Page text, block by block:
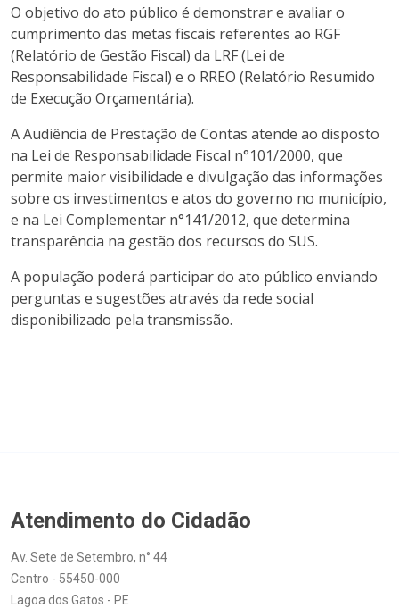
O objetivo do ato público é demonstrar e avaliar o
cumprimento das metas fiscais referentes ao RGF
(Relatório de Gestão Fiscal) da LRF (Lei de
Responsabilidade Fiscal) e o RREO (Relatório Resumido
de Execução Orçamentária).
A Audiência de Prestação de Contas atende ao disposto
na Lei de Responsabilidade Fiscal n°101/2000, que
permite maior visibilidade e divulgação das informações
sobre os investimentos e atos do governo no município,
e na Lei Complementar n°141/2012, que determina
transparência na gestão dos recursos do SUS.
A população poderá participar do ato público enviando
perguntas e sugestões através da rede social
disponibilizado pela transmissão.
Atendimento do Cidadão
Av. Sete de Setembro, n° 44
Centro - 55450-000
Lagoa dos Gatos - PE